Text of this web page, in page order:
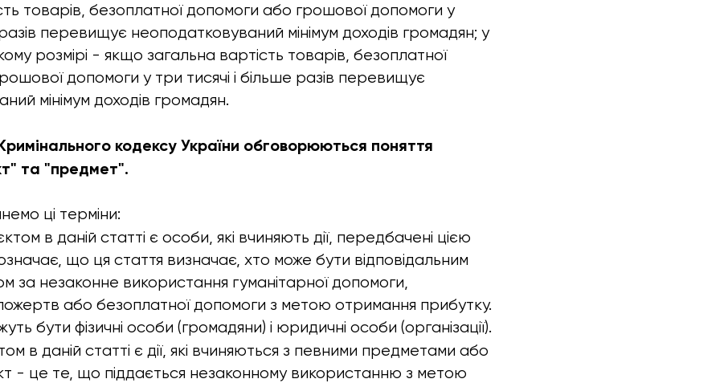
товарів, безоплатної допомоги або грошової допомоги у
перевищує неоподатковуваний мінімум доходів громадян; у
розмірі - якщо загальна вартість товарів, безоплатної
допомоги у три тисячі і більше разів перевищує
мінімум доходів громадян.
кодексу України обговорюються поняття
та "предмет".
ці терміни:
в даній статті є особи, які вчиняють дії, передбачені цією
що ця стаття визначає, хто може бути відповідальним
за незаконне використання гуманітарної допомоги,
або безоплатної допомоги з метою отримання прибутку.
бути фізичні особи (громадяни) і юридичні особи (організації).
в даній статті є дії, які вчиняються з певними предметами або
- це те, що піддається незаконному використанню з метою